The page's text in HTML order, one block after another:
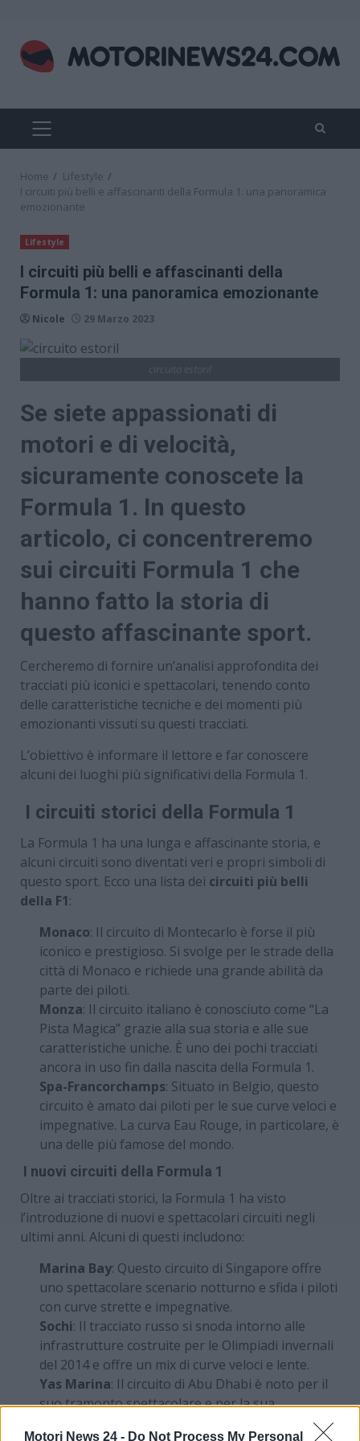
Motori News 24 - Do Not Process My Personal
content
PRIMARY
MENU
Home
Lifestyle
I circuiti più belli e affascinanti della Formula 1: una panoramica
emozionante
Lifestyle
I circuiti più belli e affascinanti della
Formula 1: una panoramica emozionante
Nicole 29 Marzo 2023
Se siete appassionati di
motori e di velocità,
sicuramente conoscete la
Formula 1. In questo
articolo, ci concentreremo
sui circuiti Formula 1 che
hanno fatto la storia di
questo affascinante sport.
Cercheremo di fornire un’analisi approfondita dei
tracciati più iconici e spettacolari, tenendo conto
delle caratteristiche tecniche e dei momenti più
emozionanti vissuti su questi tracciati.
L’obiettivo è informare il lettore e far conoscere
alcuni dei luoghi più significativi della Formula 1.
I circuiti storici della Formula 1
La Formula 1 ha una lunga e affascinante storia, e
alcuni circuiti sono diventati veri e propri simboli di
questo sport. Ecco una lista dei circuiti più belli
della F1:
Monaco: Il circuito di Montecarlo è forse il più
iconico e prestigioso. Si svolge per le strade della
città di Monaco e richiede una grande abilità da
parte dei piloti.
Monza: Il circuito italiano è conosciuto come “La
Pista Magica” grazie alla sua storia e alle sue
caratteristiche uniche. È uno dei pochi tracciati
ancora in uso fin dalla nascita della Formula 1.
Spa-Francorchamps: Situato in Belgio, questo
circuito è amato dai piloti per le sue curve veloci e
impegnative. La curva Eau Rouge, in particolare, è
una delle più famose del mondo.
I nuovi circuiti della Formula 1
Oltre ai tracciati storici, la Formula 1 ha visto
l’introduzione di nuovi e spettacolari circuiti negli
ultimi anni. Alcuni di questi includono:
Marina Bay: Questo circuito di Singapore offre
uno spettacolare scenario notturno e sfida i piloti
con curve strette e impegnative.
Sochi: Il tracciato russo si snoda intorno alle
infrastrutture costruite per le Olimpiadi invernali
del 2014 e offre un mix di curve veloci e lente.
Yas Marina: Il circuito di Abu Dhabi è noto per il
suo tramonto spettacolare e per la sua